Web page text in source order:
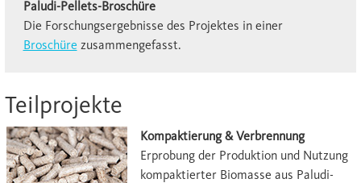
Paludi-Pellets-Broschüre
Die Forschungsergebnisse des Projektes in einer
Broschüre zu­sam­mengefasst.
Teilprojekte
Kompaktierung & Verbrennung
Erprobung der Pro­duk­tion und Nutzung
kom­pak­tierter Biomasse aus Paludi­